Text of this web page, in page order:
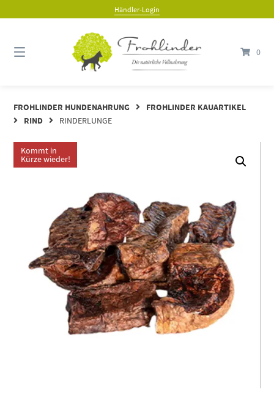
Händler-Login
0
FROHLINDER HUNDENAHRUNG
FROHLINDER KAUARTIKEL
RIND
RINDERLUNGE
Kommt in
Kürze wieder!